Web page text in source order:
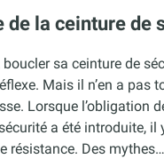
de la ceinture de
boucler sa ceinture de
Mais il n’en a pas
Lorsque l’obligation
a été introduite, il
résistance. Des mythes…